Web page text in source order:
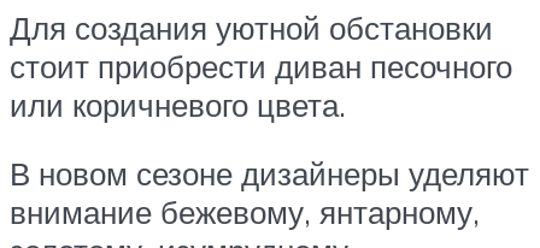
Для создания уютной обстановки
стоит приобрести диван песочного
или коричневого цвета.
В новом сезоне дизайнеры уделяют
внимание бежевому, янтарному,